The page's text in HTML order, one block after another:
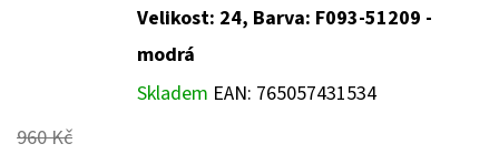
Velikost: 24, Barva: F093-51209 -
modrá
Skladem EAN: 765057431534
960 Kč